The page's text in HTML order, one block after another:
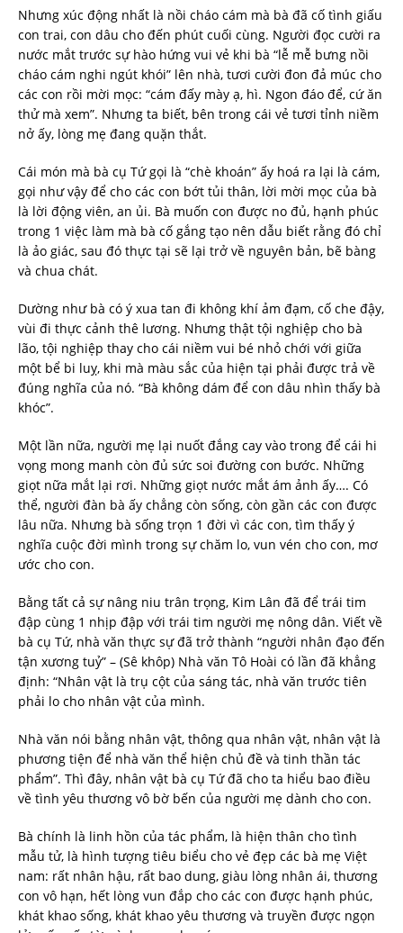
Nhưng xúc động nhất là nồi cháo cám mà bà đã cố tình giấu
con trai, con dâu cho đến phút cuối cùng. Người đọc cười ra
nước mắt trước sự hào hứng vui vẻ khi bà “lễ mễ bưng nồi
cháo cám nghi ngút khói” lên nhà, tươi cười đon đả múc cho
các con rồi mời mọc: “cám đấy mày ạ, hì. Ngon đáo để, cứ ăn
thử mà xem”. Nhưng ta biết, bên trong cái vẻ tươi tỉnh niềm
nở ấy, lòng mẹ đang quặn thắt.
Cái món mà bà cụ Tứ gọi là “chè khoán” ấy hoá ra lại là cám,
gọi như vậy để cho các con bớt tủi thân, lời mời mọc của bà
là lời động viên, an ủi. Bà muốn con được no đủ, hạnh phúc
trong 1 việc làm mà bà cố gắng tạo nên dẫu biết rằng đó chỉ
là ảo giác, sau đó thực tại sẽ lại trở về nguyên bản, bẽ bàng
và chua chát.
Dường như bà có ý xua tan đi không khí ảm đạm, cố che đậy,
vùi đi thực cảnh thê lương. Nhưng thật tội nghiệp cho bà
lão, tội nghiệp thay cho cái niềm vui bé nhỏ chới với giữa
một bể bi luỵ, khi mà màu sắc của hiện tại phải được trả về
đúng nghĩa của nó. “Bà không dám để con dâu nhìn thấy bà
khóc”.
Một lần nữa, người mẹ lại nuốt đắng cay vào trong để cái hi
vọng mong manh còn đủ sức soi đường con bước. Những
giọt nữa mắt lại rơi. Những giọt nước mắt ám ảnh ấy…. Có
thể, người đàn bà ấy chẳng còn sống, còn gần các con được
lâu nữa. Nhưng bà sống trọn 1 đời vì các con, tìm thấy ý
nghĩa cuộc đời mình trong sự chăm lo, vun vén cho con, mơ
ước cho con.
Bằng tất cả sự nâng niu trân trọng, Kim Lân đã để trái tim
đập cùng 1 nhịp đập với trái tim người mẹ nông dân. Viết về
bà cụ Tứ, nhà văn thực sự đã trở thành “người nhân đạo đến
tận xương tuỷ” – (Sê khôp) Nhà văn Tô Hoài có lần đã khẳng
định: “Nhân vật là trụ cột của sáng tác, nhà văn trước tiên
phải lo cho nhân vật của mình.
Nhà văn nói bằng nhân vật, thông qua nhân vật, nhân vật là
phương tiện để nhà văn thể hiện chủ đề và tinh thần tác
phẩm”. Thì đây, nhân vật bà cụ Tứ đã cho ta hiểu bao điều
về tình yêu thương vô bờ bến của người mẹ dành cho con.
Bà chính là linh hồn của tác phẩm, là hiện thân cho tình
mẫu tử, là hình tượng tiêu biểu cho vẻ đẹp các bà mẹ Việt
nam: rất nhân hậu, rất bao dung, giàu lòng nhân ái, thương
con vô hạn, hết lòng vun đắp cho các con được hạnh phúc,
khát khao sống, khát khao yêu thương và truyền được ngọn